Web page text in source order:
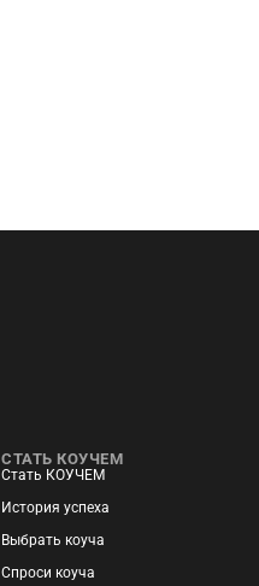
СТАТЬ КОУЧЕМ
Стать КОУЧЕМ
История успеха
Выбрать коуча
Спроси коуча